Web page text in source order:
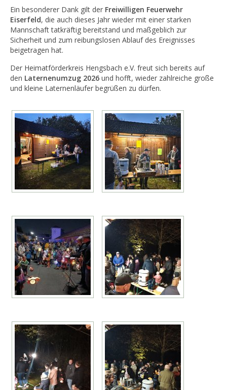
Ein besonderer Dank gilt der Freiwilligen Feuerwehr
Eiserfeld, die auch dieses Jahr wieder mit einer starken
Mannschaft tatkräftig bereitstand und maßgeblich zur
Sicherheit und zum reibungslosen Ablauf des Ereignisses
beigetragen hat.
Der Heimatförderkreis Hengsbach e.V. freut sich bereits auf
den Laternenumzug 2026 und hofft, wieder zahlreiche große
und kleine Laternenläufer begrüßen zu dürfen.